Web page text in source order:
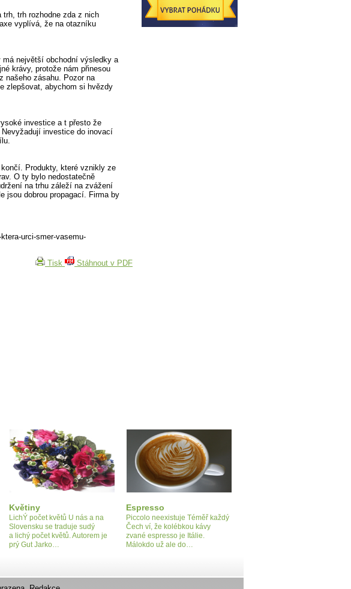
trh rozhodne zda z nich
vyplívá, že na otazníku
největší obchodní výsledky a
krávy, protože nám přinesou
našeho zásahu. Pozor na
zlepšovat, abychom si hvězdy
investice a t přesto že
investice do inovací
Produkty, které vznikly ze
O ty bylo nedostatečně
na trhu záleží na zvážení
jsou dobrou propagací. Firma by
urci-smer-vasemu-
Tisk Stáhnout v PDF
Květiny
LichÝ počet květů U nás a na
Slovensku se traduje sudý
a lichý počet květů. Autorem je
prý Gut Jarko…
Espresso
Piccolo neexistuje Téměř každý
Čech ví, že kolébkou kávy
zvané espresso je Itálie.
Málokdo už ale do…